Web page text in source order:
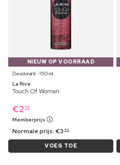
NIEUW OP VOORRAAD
Deodorant ⋅ 150 ml
La Rive
Touch Of Woman
€2 79
Memberprijs
Normale prijs:€3 49
VOEG TOE